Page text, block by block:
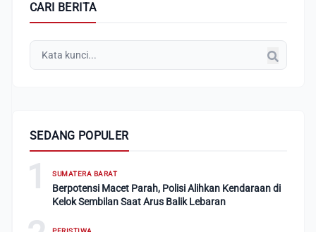
CARI BERITA
SEDANG POPULER
1 SUMATERA BARAT
Berpotensi Macet Parah, Polisi Alihkan Kendaraan di
Kelok Sembilan Saat Arus Balik Lebaran